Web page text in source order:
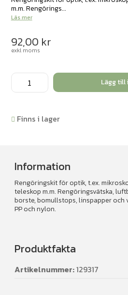
m.m. Rengörings...
Läs mer
92,00 kr
exkl moms
Rengöringskit
för
mängd
Lägg till
Finns i lager
Information
Rengöringskit för optik, t.ex.
teleskop m.m. Rengöringsvätska,
borste, bomullstops, linspapper och
PP och nylon.
Produktfakta
Artikelnummer:129317